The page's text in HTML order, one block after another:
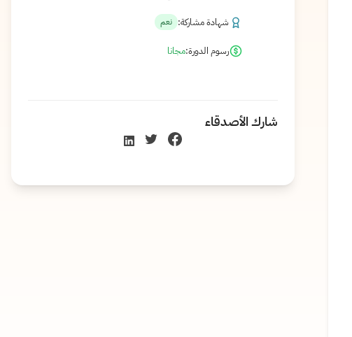
شهادة مشاركة: نعم
رسوم الدورة:مجانا
شارك الأصدقاء